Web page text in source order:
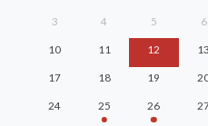
3 4 5 6
10 11 12 13
17 18 19
24 25 26